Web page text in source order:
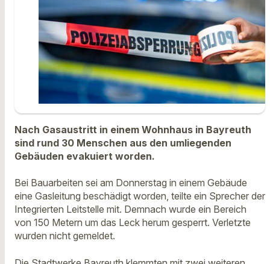
Nach Gasaustritt in einem Wohnhaus in Bayreuth
sind rund 30 Menschen aus den umliegenden
Gebäuden evakuiert worden.
Bei Bauarbeiten sei am Donnerstag in einem Gebäude
eine Gasleitung beschädigt worden, teilte ein Sprecher der
Integrierten Leitstelle mit. Demnach wurde ein Bereich
von 150 Metern um das Leck herum gesperrt. Verletzte
wurden nicht gemeldet.